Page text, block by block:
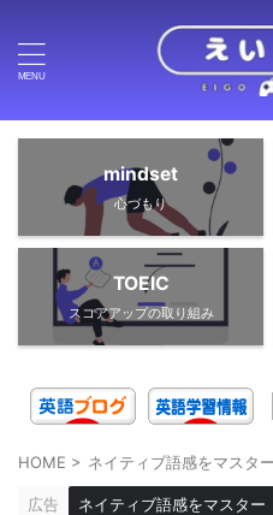
mindset
心づもり
TOEIC
スコアアップの取り組み
HOME > ネイティブ語感をマスター
広告 ネイティブ語感をマスター